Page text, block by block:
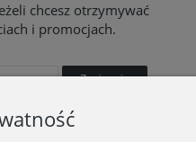
chcesz otrzymywać
i promocjach.
Zapisz się